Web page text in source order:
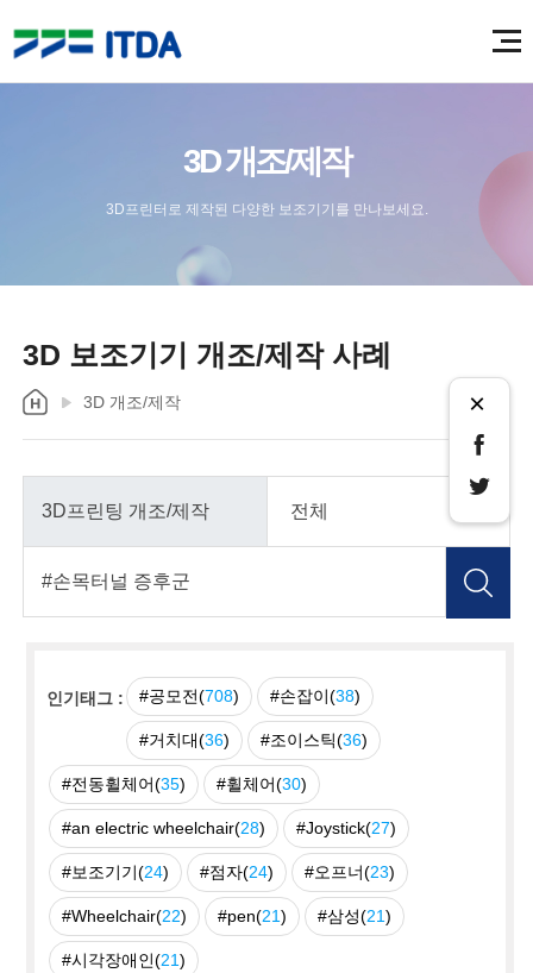
3D 개조/제작
3D프린터로 제작된 다양한 보조기기를 만나보세요.
3D 보조기기 개조/제작 사례
3D 개조/제작 ×
인기태그 : #공모전(708) #손잡이(38)
#거치대(36) #조이스틱(36)
#전동휠체어(35) #휠체어(30)
#an electric wheelchair(28) #Joystick(27)
#보조기기(24) #점자(24) #오프너(23)
#Wheelchair(22) #pen(21) #삼성(21)
#시각장애인(21)